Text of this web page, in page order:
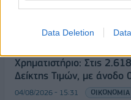
Data Deletion
ESG Report 2025: Πώς η
ESG
Χρηματιστήριο: Στις
Δείκτης Τιμών, με άνοδο
04/08/2026 - 15:31 ΟΙΚΟΝΟΜΙΑ